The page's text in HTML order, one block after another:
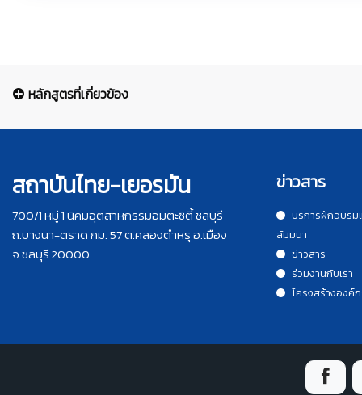
หลักสูตรที่เกี่ยวข้อง
สถาบันไทย-เยอรมัน
700/1 หมู่ 1 นิคมอุตสาหกรรมอมตะซิตี้ ชลบุรี
ถ.บางนา-ตราด กม. 57 ต.คลองตำหรุ อ.เมือง
จ.ชลบุรี 20000
ข่าวสาร
บริการฝึกอบรม
สัมมนา
ข่าวสาร
ร่วมงานกับเรา
โครงสร้างองค์